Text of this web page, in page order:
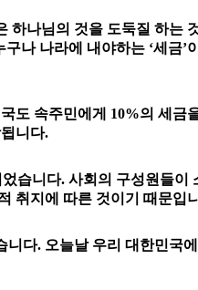
나님의 것을 도둑질 하는
나라에 내야하는 ‘세금’
도 속주민에게 10%의 세금
니다.
습니다. 사회의 구성원들
취지에 따른 것이기 때문입
다. 오늘날 우리 대한민국